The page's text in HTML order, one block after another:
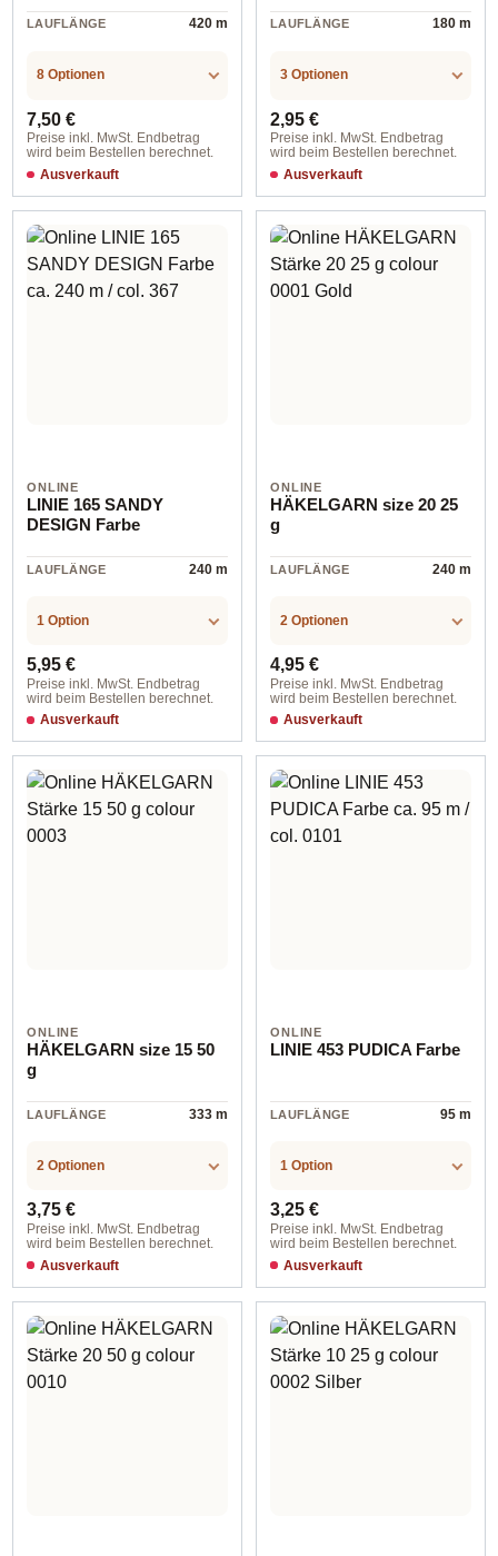
LAUFLÄNGE 420 m
8 Optionen
Regulärer Preis:
7,50 €
Preise inkl. MwSt. Endbetrag
wird beim Bestellen berechnet.
Ausverkauft
LAUFLÄNGE 180 m
3 Optionen
Regulärer Preis:
2,95 €
Preise inkl. MwSt. Endbetrag
wird beim Bestellen berechnet.
Ausverkauft
ONLINE
LINIE 165 SANDY
DESIGN Farbe
LAUFLÄNGE 240 m
1 Option
Regulärer Preis:
5,95 €
Preise inkl. MwSt. Endbetrag
wird beim Bestellen berechnet.
Ausverkauft
ONLINE
HÄKELGARN size 20 25
g
LAUFLÄNGE 240 m
2 Optionen
Regulärer Preis:
4,95 €
Preise inkl. MwSt. Endbetrag
wird beim Bestellen berechnet.
Ausverkauft
ONLINE
HÄKELGARN size 15 50
g
LAUFLÄNGE 333 m
2 Optionen
Regulärer Preis:
3,75 €
Preise inkl. MwSt. Endbetrag
wird beim Bestellen berechnet.
Ausverkauft
ONLINE
LINIE 453 PUDICA Farbe
LAUFLÄNGE 95 m
1 Option
Regulärer Preis:
3,25 €
Preise inkl. MwSt. Endbetrag
wird beim Bestellen berechnet.
Ausverkauft